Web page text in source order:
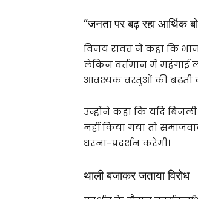
“जनता पर बढ़ रहा आर्थिक
विजय रावत ने कहा कि
लेकिन वर्तमान में महंगाई
आवश्यक वस्तुओं की बढ़ती
उन्होंने कहा कि यदि
नहीं किया गया तो
धरना-प्रदर्शन करेगी।
थाली बजाकर जताया विरोध